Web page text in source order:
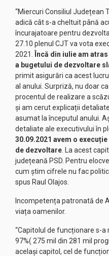
“Miercuri Consiliul Județean
adică cât s-a cheltuit până
încurajatoare pentru
27.10 plenul CJT va vota
2021.
Încă din iulie am
a bugetului de dezvoltare
primit asigurări ca acest
al anului. Surpriză, nu doar
procentul de realizare a
și am cerut explicații
asumat la începutul anului.
detaliate ale executivului în
30.09.2021 avem o
de dezvoltare . La acest
județeană PSD. Pentru
cum știm cifrele nu fac
spus Raul Olajos.
Incompetența patronată de
viața oamenilor.
“Capitolul de funcționare s-
97%( 275 mil din 281 mil
același capitol, cel de